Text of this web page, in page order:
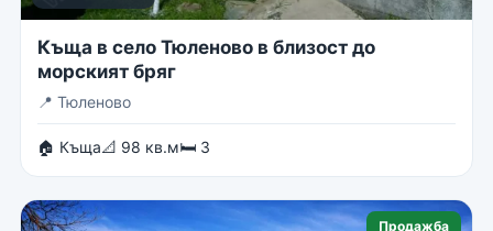
Къща в село Тюленово в близост до
морският бряг
📍 Тюленово
🏠 Къща📐 98 кв.м🛏 3
Продажба